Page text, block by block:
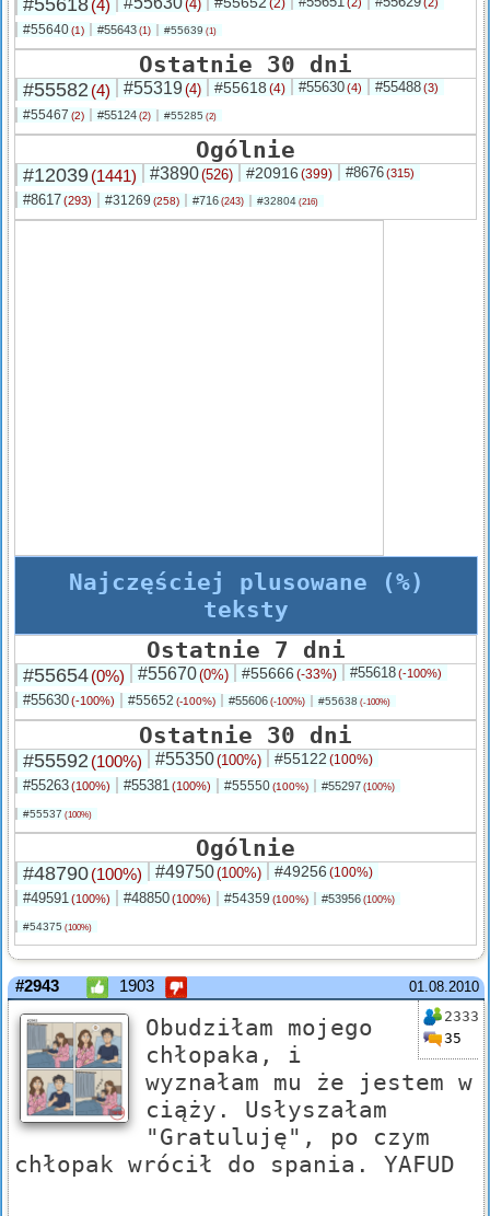
#55618(4) (4) (2)
#55640(1) #55643 (1) #55639 (1)
Ostatnie 30 dni
#55582 (4) #55319(4) #55618 (4) #55630(4) #55488(3)
#55467 (2) #55124 (2) #55285 (2)
Ogólnie
#12039(1441) #3890(526) #20916 (399) #8676(315)
#8617(293) #31269 (258) #716 (243) #32804 (216)
Najczęściej plusowane (%)
teksty
Ostatnie 7 dni
#55654(0%) #55670(0%) #55666 (-33%) #55618(-100%)
#55630(-100%) #55652 (-100%) #55606 (-100%) #55638 (-100%)
Ostatnie 30 dni
#55592 (100%) #55350(100%) #55122 (100%)
#55263(100%) #55381(100%) #55550(100%) #55297 (100%)
#55537 (100%)
Ogólnie
#48790(100%) #49750(100%) #49256 (100%)
#49591(100%) #48850(100%) #54359 (100%) #53956 (100%)
#54375 (100%)
01.08.2010
#2943 1903
2333
35
Obudziłam mojego
chłopaka, i
wyznałam mu że jestem w
ciąży. Usłyszałam
"Gratuluję", po czym
chłopak wrócił do spania. YAFUD